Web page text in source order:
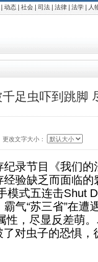
动态 社会 司法 法律 法学 人
千足虫吓到跳脚
更改文字大小：
录节目《我们的
验缺乏而面临的
模式五连击Shut
气“苏三省”在遭
性，尽显反差萌
对虫子的恐惧，